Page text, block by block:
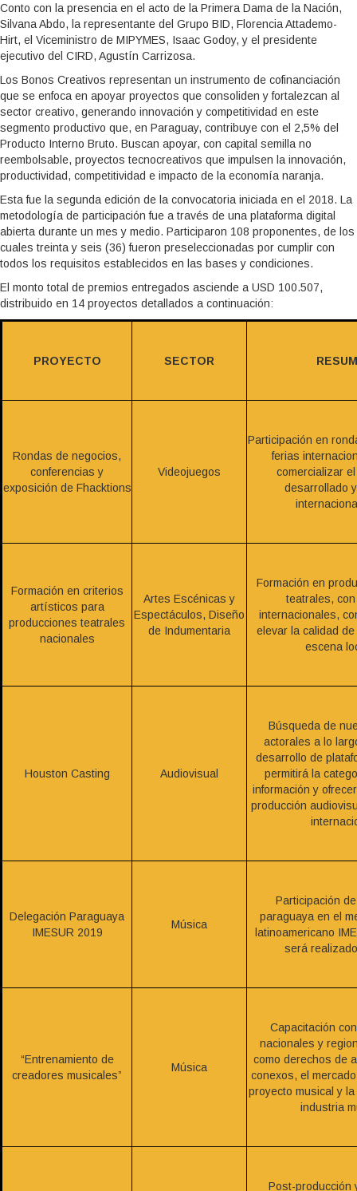
Conto con la presencia en el acto de la Primera Dama de la Nación,
Silvana Abdo, la representante del Grupo BID, Florencia Attademo-
Hirt, el Viceministro de MIPYMES, Isaac Godoy, y el presidente
ejecutivo del CIRD, Agustín Carrizosa.
Los Bonos Creativos representan un instrumento de cofinanciación
que se enfoca en apoyar proyectos que consoliden y fortalezcan al
sector creativo, generando innovación y competitividad en este
segmento productivo que, en Paraguay, contribuye con el 2,5% del
Producto Interno Bruto. Buscan apoyar, con capital semilla no
reembolsable, proyectos tecnocreativos que impulsen la innovación,
productividad, competitividad e impacto de la economía naranja.
Esta fue la segunda edición de la convocatoria iniciada en el 2018. La
metodología de participación fue a través de una plataforma digital
abierta durante un mes y medio. Participaron 108 proponentes, de los
cuales treinta y seis (36) fueron preseleccionadas por cumplir con
todos los requisitos establecidos en las bases y condiciones.
El monto total de premios entregados asciende a USD 100.507,
distribuido en 14 proyectos detallados a continuación:
PROYECTO SECTOR
Rondas de negocios,
conferencias y
exposición de Fhacktions
Videojuegos
Participación en
ferias
comercializar
desarrollado
Formación en criterios
artísticos para
producciones teatrales
nacionales
Artes Escénicas y
Espectáculos, Diseño
de Indumentaria
Formación en
teatrales,
internacionales,
elevar la calidad
escena
Houston Casting Audiovisual
Búsqueda de
actorales a lo
desarrollo de
permitirá la
información y
producción
Delegación Paraguaya
IMESUR 2019
Música
Participación
paraguaya en el
latinoamericano
será
“Entrenamiento de
creadores musicales”
Música
Capacitación
nacionales y
como derechos de
conexos, el
proyecto musical y
industria
Post-producción